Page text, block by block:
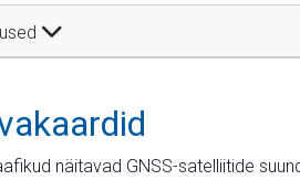
näitavad GNSS-satelliitide